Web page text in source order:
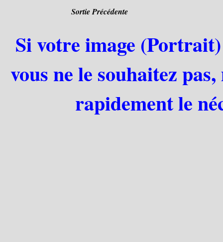
Sortie Précédente
Si votre image
vous ne le souhaitez
rapidement le